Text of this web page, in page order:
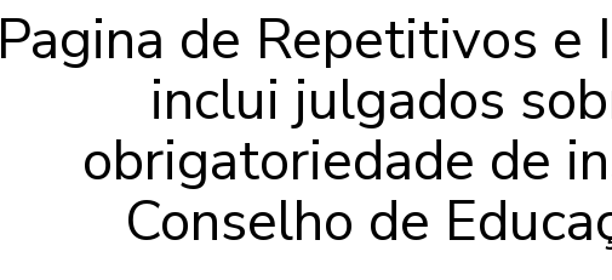
Pagina de Repetitivos e
inclui julgados
obrigatoriedade de
Conselho de